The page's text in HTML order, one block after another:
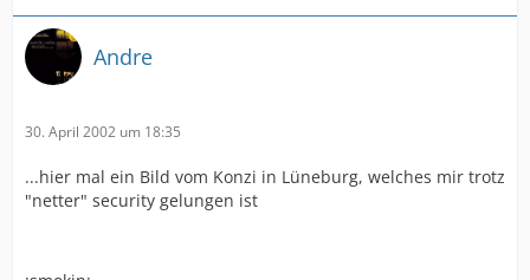
Andre
30. April 2002 um 18:35
...hier mal ein Bild vom Konzi in Lüneburg, welches mir trotz
"netter" security gelungen ist